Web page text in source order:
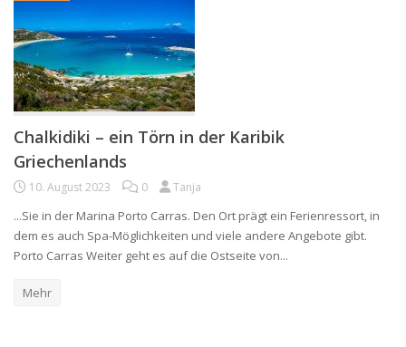
Chalkidiki – ein Törn in der Karibik
Griechenlands
10. August 2023 0 Tanja
...Sie in der Marina Porto Carras. Den Ort prägt ein Ferienressort, in
dem es auch Spa-Möglichkeiten und viele andere Angebote gibt.
Porto Carras Weiter geht es auf die Ostseite von...
Mehr